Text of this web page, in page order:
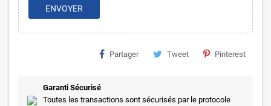
ENVOYER
Partager Tweet Pinterest
Garanti Sécurisé
Toutes les transactions sont sécurisés par le protocole